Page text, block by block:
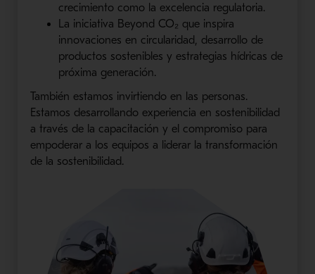
crecimiento como la excelencia regulatoria.
La iniciativa Beyond CO₂ que inspira
innovaciones en circularidad, desarrollo de
productos sostenibles y estrategias hídricas de
próxima generación.
También estamos invirtiendo en las personas.
Estamos desarrollando experiencia en sostenibilidad
a través de la capacitación y el compromiso para
empoderar a los equipos a liderar la transformación
de la sostenibilidad.